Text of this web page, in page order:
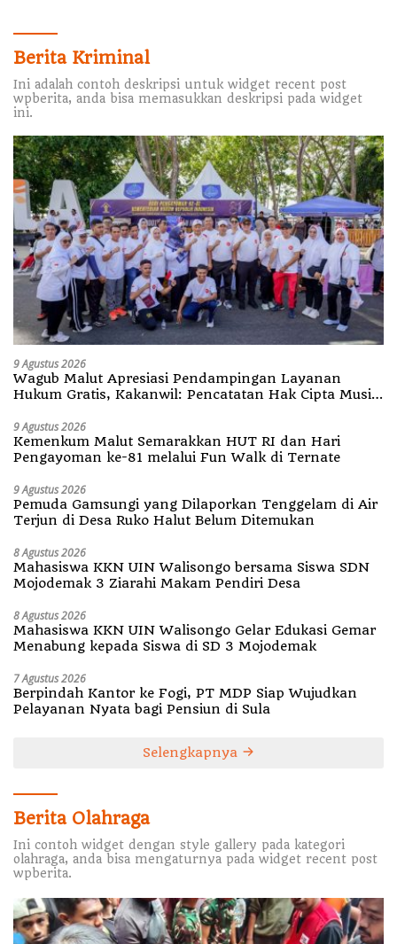
Berita Kriminal
Ini adalah contoh deskripsi untuk widget recent post
wpberita, anda bisa memasukkan deskripsi pada widget
ini.
9 Agustus 2026
Wagub Malut Apresiasi Pendampingan Layanan
Hukum Gratis, Kakanwil: Pencatatan Hak Cipta Musik
9 Agustus 2026
Kemenkum Malut Semarakkan HUT RI dan Hari
Pengayoman ke-81 melalui Fun Walk di Ternate
9 Agustus 2026
Pemuda Gamsungi yang Dilaporkan Tenggelam di Air
Terjun di Desa Ruko Halut Belum Ditemukan
8 Agustus 2026
Mahasiswa KKN UIN Walisongo bersama Siswa SDN
Mojodemak 3 Ziarahi Makam Pendiri Desa
8 Agustus 2026
Mahasiswa KKN UIN Walisongo Gelar Edukasi Gemar
Menabung kepada Siswa di SD 3 Mojodemak
7 Agustus 2026
Berpindah Kantor ke Fogi, PT MDP Siap Wujudkan
Pelayanan Nyata bagi Pensiun di Sula
Selengkapnya
Berita Olahraga
Ini contoh widget dengan style gallery pada kategori
olahraga, anda bisa mengaturnya pada widget recent post
wpberita.